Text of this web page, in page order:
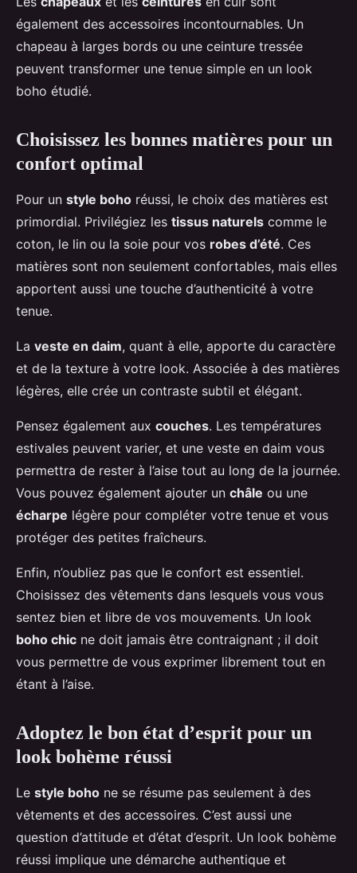
également des accessoires incontournables. Un
chapeau à larges bords ou une ceinture tressée
peuvent transformer une tenue simple en un look
boho étudié.
Choisissez les bonnes matières pour un
confort optimal
Pour un style boho réussi, le choix des matières est
primordial. Privilégiez les tissus naturels comme le
coton, le lin ou la soie pour vos robes d’été. Ces
matières sont non seulement confortables, mais elles
apportent aussi une touche d’authenticité à votre
tenue.
La veste en daim, quant à elle, apporte du caractère
et de la texture à votre look. Associée à des matières
légères, elle crée un contraste subtil et élégant.
Pensez également aux couches. Les températures
estivales peuvent varier, et une veste en daim vous
permettra de rester à l’aise tout au long de la journée.
Vous pouvez également ajouter un châle ou une
écharpe légère pour compléter votre tenue et vous
protéger des petites fraîcheurs.
Enfin, n’oubliez pas que le confort est essentiel.
Choisissez des vêtements dans lesquels vous vous
sentez bien et libre de vos mouvements. Un look
boho chic ne doit jamais être contraignant ; il doit
vous permettre de vous exprimer librement tout en
étant à l’aise.
Adoptez le bon état d’esprit pour un
look bohème réussi
Le style boho ne se résume pas seulement à des
vêtements et des accessoires. C’est aussi une
question d’attitude et d’état d’esprit. Un look bohème
réussi implique une démarche authentique et